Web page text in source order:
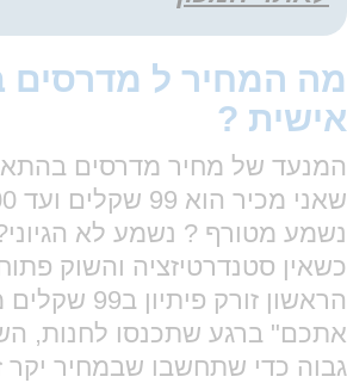
מה המחיר ל
אישית ?
המנעד של מחיר מדרסים
נשמע מטורף ? נשמע לא
כשאין סטנדרטיזציה והשוק
הראשון זורק
אתכם" ברגע שתכנסו לחנות,
גבוה כדי שתחשבו שבמחיר יקר